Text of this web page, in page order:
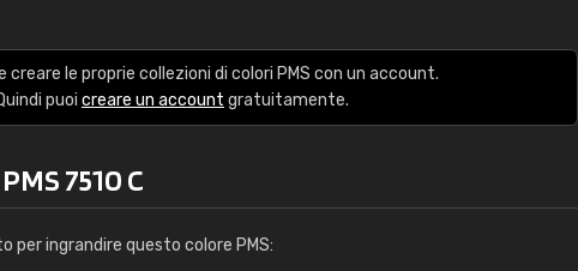
creare le proprie collezioni di colori PMS con un account.
puoi creare un account gratuitamente.
7510 C
per ingrandire questo colore PMS: